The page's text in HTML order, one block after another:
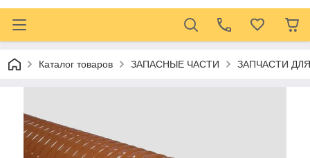
Каталог товаров ЗАПАСНЫЕ ЧАСТИ ЗАПЧАСТИ